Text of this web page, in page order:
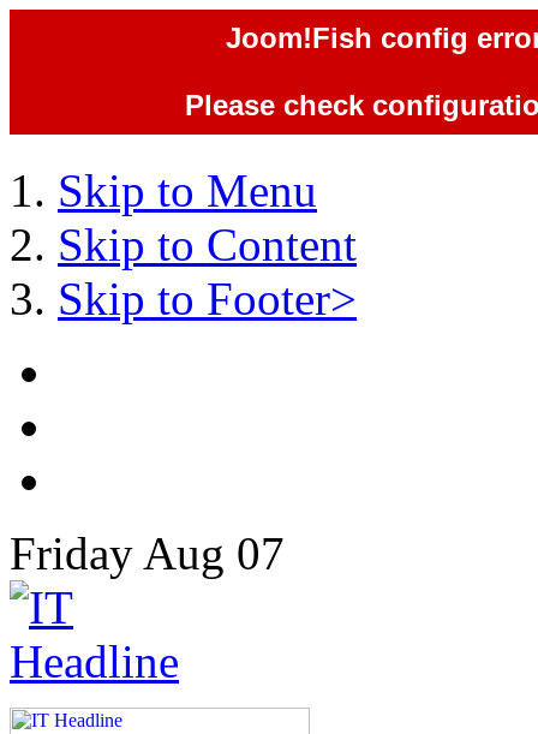
Joom!Fish config
Please check
Skip to Menu
Skip to Content
Skip to Footer>
Friday Aug 07